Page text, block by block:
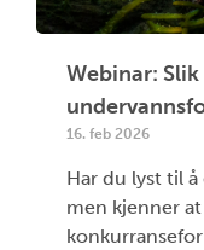
Webinar:
16. feb 2026
Har du lyst til
men kjenner